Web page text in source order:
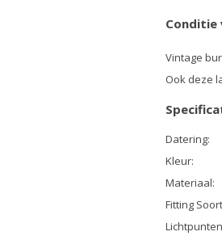
Conditie
Vintage
Ook deze
Datering:
Kleur:
Materiaal:
Fitting